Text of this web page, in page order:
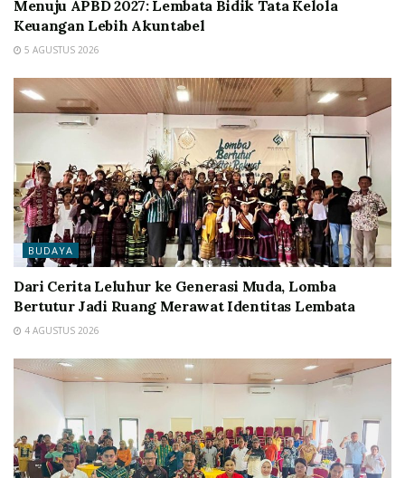
Menuju APBD 2027: Lembata Bidik Tata Kelola
Keuangan Lebih Akuntabel
5 AGUSTUS 2026
BUDAYA
Dari Cerita Leluhur ke Generasi Muda, Lomba
Bertutur Jadi Ruang Merawat Identitas Lembata
4 AGUSTUS 2026